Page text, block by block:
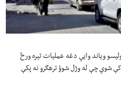
ویاند وایي دغه عملیات تیره ورځ
شوي چې له وژل شوؤ ترهګرو نه پکې